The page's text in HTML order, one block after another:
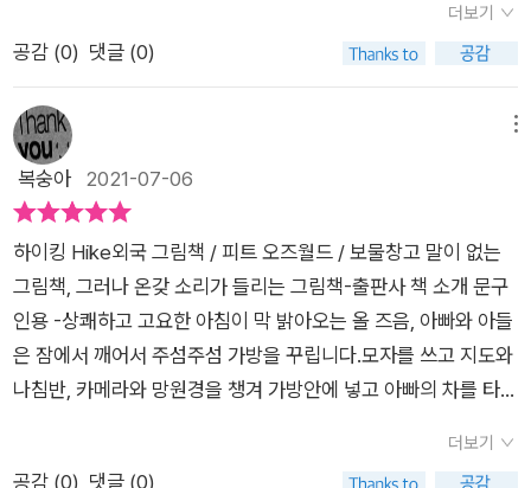
음,아빠와 아들은 일찍 잠에서 깨어났어요.오늘은 바로 하이킹을
가는 날이거든요!짙은 녹음 속을 걸으며 맑은 공기를 마음껏 마셔
요.그리고 일상에서 보기 힘든 아름다운 풍경을 눈과 마음에 담을
거예요.책을 읽고대학생이 된 아이가 제 책상 위에 올려진 <하이
킹>을 보더니'주인공 꼬맹이가 여자야? 남자야?' 답이 없는 저에
게'아~ 그림책을 읽는 아이가 주인공이구나. 그러니 성별이 없
운 감정이 사라지네요)맞아요. 주인공의 성별이 정해지지 않아서
모두가 공감할 수 있는 이야기되는 거죠.글자가 없어서 그 묵직한
울림이 계속되는 듯해요.고요함 속에 더 크게 들리는 자연의 소리
들이 들리시나요?흙을 밟는 발 소리, 새소리, 바람 소리, 물소
리....소리뿐 아니라 자연의 모습까지도 자주, 오래 들여다보게 되
는 것 같아요.숲길에 핀 꽃, 벌레, 새, 등 다양한 동물과 식물들,평
온한 연못, 거침없이 물을 쏟아내는 폭포, 푸른 하늘까지 모든 것
더보기
공감 (0) 댓글 (0)
복숭아 2021-07-06
하이킹 Hike외국 그림책 / 피트 오즈월드 / 보물창고 말이 없는
그림책, 그러나 온갖 소리가 들리는 그림책-출판사 책 소개 문구
인용 -상쾌하고 고요한 아침이 막 밝아오는 올 즈음, 아빠와 아들
은 잠에서 깨어서 주섬주섬 가방을 꾸립니다.모자를 쓰고 지도와
나침반, 카메라와 망원경을 챙겨 가방안에 넣고 아빠의 차를 타고
을 가는 날입니다.​오솔길을 지나 굽이진 산길도 지나면서 산새도,
더보기
공감 (0) 댓글 (0)